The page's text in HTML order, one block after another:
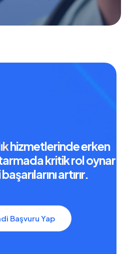
hizmetlerinde erken
kritik rol oynar
artırır.
Başvuru Yap